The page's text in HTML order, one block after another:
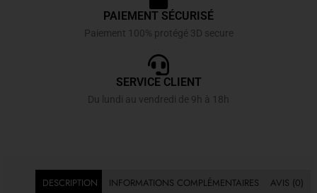
PAIEMENT SÉCURISÉ
Paiement 100% protégé 3D secure
SERVICE CLIENT
Du lundi au vendredi de 9h à 18h
DESCRIPTION INFORMATIONS COMPLÉMENTAIRES AVIS (0)